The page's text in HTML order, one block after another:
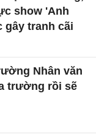
show 'Anh
gây tranh cãi
Nhân văn
trường rồi sẽ